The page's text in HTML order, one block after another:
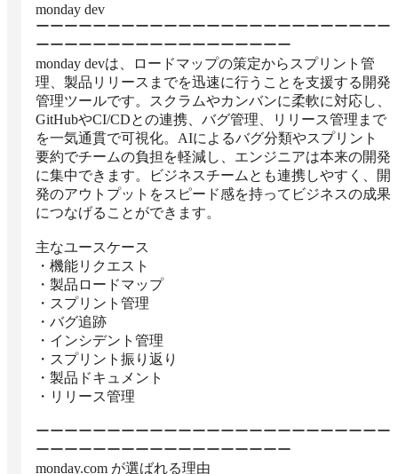
monday dev
ーーーーーーーーーーーーーーーーーーーーーーーーー
ーーーーーーーーーーーーーーーーーー
monday devは、ロードマップの策定からスプリント管
理、製品リリースまでを迅速に行うことを支援する開発
管理ツールです。スクラムやカンバンに柔軟に対応し、
GitHubやCI/CDとの連携、バグ管理、リリース管理まで
を一気通貫で可視化。AIによるバグ分類やスプリント
要約でチームの負担を軽減し、エンジニアは本来の開発
に集中できます。ビジネスチームとも連携しやすく、開
発のアウトプットをスピード感を持ってビジネスの成果
につなげることができます。
主なユースケース
・機能リクエスト
・製品ロードマップ
・スプリント管理
・バグ追跡
・インシデント管理
・スプリント振り返り
・製品ドキュメント
・リリース管理
ーーーーーーーーーーーーーーーーーーーーーーーーー
ーーーーーーーーーーーーーーーーーー
monday.com が選ばれる理由